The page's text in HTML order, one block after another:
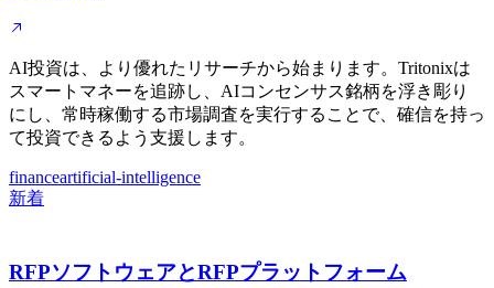
AI投資は、より優れたリサーチから始まります。Tritonixは
スマートマネーを追跡し、AIコンセンサス銘柄を浮き彫り
にし、常時稼働する市場調査を実行することで、確信を持っ
て投資できるよう支援します。
financeartificial-intelligence
新着
RFPソフトウェアとRFPプラットフォーム